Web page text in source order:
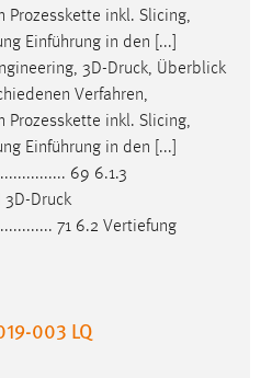
Prozesskette inkl. Slicing,
Einführung in den [...]
3D-Druck, Überblick
Verfahren,
Prozesskette inkl. Slicing,
Einführung in den [...]
69 6.1.3
3D-Druck
71 6.2 Vertiefung
003 LQ